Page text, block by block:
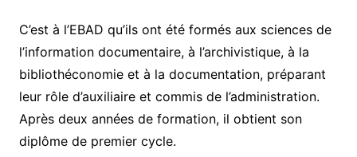
C’est à l’EBAD qu’ils ont été formés aux sciences de
l’information documentaire, à l’archivistique, à la
bibliothéconomie et à la documentation, préparant
leur rôle d’auxiliaire et commis de l’administration.
Après deux années de formation, il obtient son
diplôme de premier cycle.